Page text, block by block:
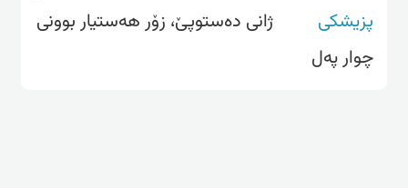
پزیشکی
ژانی دەستوپێ، زۆر هەستیار بوونی
چوار پەل